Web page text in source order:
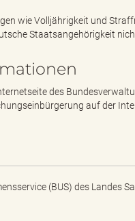
d
s
wie Volljährigkeit und
Staatsangehörigkeit
des
auf der
(BUS) des Landes